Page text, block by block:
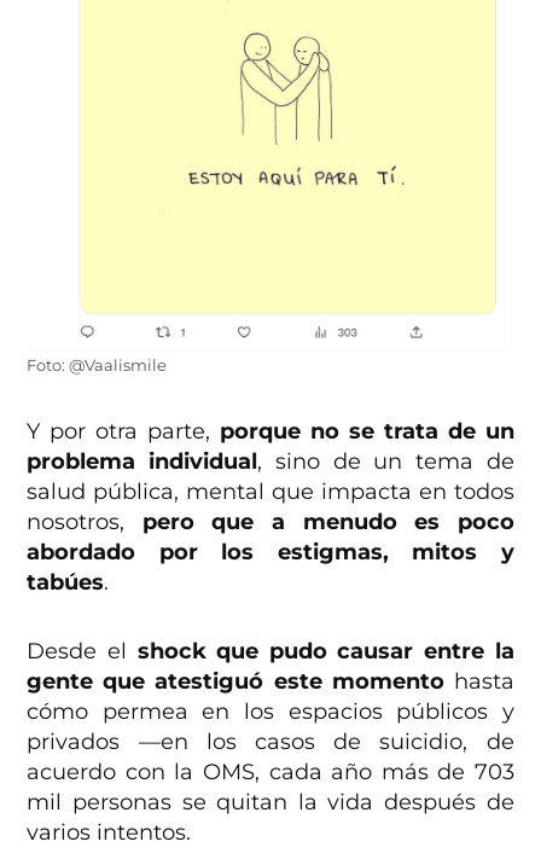
Foto: @Vaalismile
Y por otra parte, porque no se trata de un
problema individual, sino de un tema de
salud pública, mental que impacta en todos
nosotros, pero que a menudo es poco
abordado por los estigmas, mitos y
tabúes.
Desde el shock que pudo causar entre la
gente que atestiguó este momentohasta
cómo permea en los espacios públicos y
privados —en los casos de suicidio, de
acuerdo con la OMS, cada año más de 703
mil personas se quitan la vida después de
varios intentos.